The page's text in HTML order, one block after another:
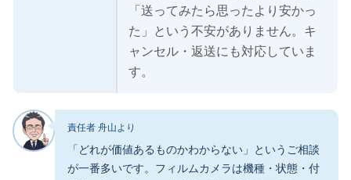
「送ってみたら思ったより安かっ
た」という不安がありません。キ
ャンセル・返送にも対応していま
す。
責任者 舟山より
「どれが価値あるものかわからない」というご相談
が一番多いです。フィルムカメラは機種・状態・付